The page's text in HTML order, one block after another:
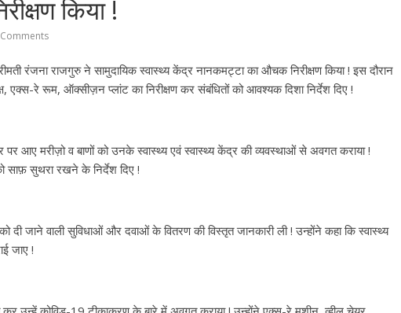
किया !
रंजना राजगुरु ने सामुदायिक स्वास्थ्य केंद्र नानकमट्टा का औचक निरीक्षण किया ! इस दौरान
एक्स-रे रूम, ऑक्सीज़न प्लांट का निरीक्षण कर संबंधितों को आवश्यक दिशा निर्देश दिए !
पर आए मरीज़ो व बाणों को उनके स्वास्थ्य एवं स्वास्थ्य केंद्र की व्यवस्थाओं से अवगत कराया !
साफ़ सुथरा रखने के निर्देश दिए !
दी जाने वाली सुविधाओं और दवाओं के वितरण की विस्तृत जानकारी ली ! उन्होंने कहा कि स्वास्थ्य
जाए !